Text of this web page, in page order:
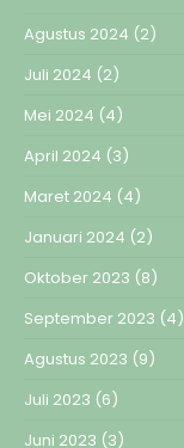
Agustus 2024 (2)
Juli 2024 (2)
Mei 2024 (4)
April 2024 (3)
Maret 2024 (4)
Januari 2024 (2)
Oktober 2023 (8)
September 2023 (4)
Agustus 2023 (9)
Juli 2023 (6)
Juni 2023 (3)